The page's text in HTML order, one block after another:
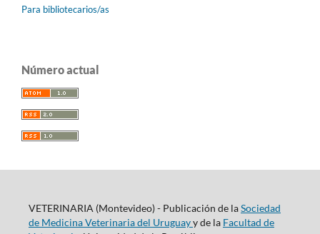
Para bibliotecarios/as
Número actual
VETERINARIA (Montevideo) - Publicación de laSociedad
de Medicina Veterinaria del Uruguayy de la Facultad de